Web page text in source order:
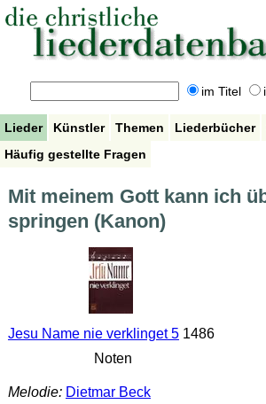
im Titel
Lieder Künstler Themen Liederbücher
Häufig gestellte Fragen
Mit meinem Gott kann ich
springen (Kanon)
Jesu Name nie verklinget 51486
Noten
Melodie: Dietmar Beck